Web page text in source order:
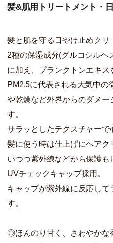
髪&肌用トリートメント・
髪と肌を守る日やけ止めクリ
2種の保湿成分(グルコシルヘ
に加え、プランクトンエキス
PM2.5に代表される大気中の
や乾燥など外界からのダメー
す。
サラッとしたテクスチャーで
髪に使う時は仕上げにヘア
いつつ紫外線などから保護も
UVチェックキャップ採用。
キャップが紫外線に反応して
す。
◎ほんのり甘く、さわやかな